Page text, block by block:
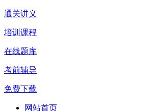
通关讲义
培训课程
在线题库
考前辅导
免费下载
网站首页